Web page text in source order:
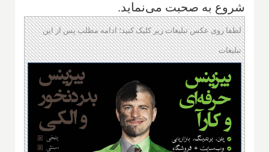
شروع به صحبت می‌نماید.
لطفا روی عکس تبلیغات زیر کلیک کنید؛ ادامه مطلب پس از این
تبلیغات